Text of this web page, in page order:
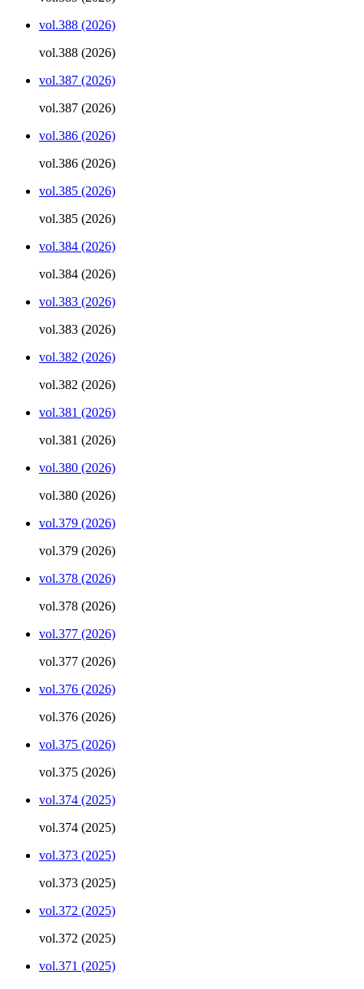
vol.388 (2026)
vol.388 (2026)
vol.387 (2026)
vol.387 (2026)
vol.386 (2026)
vol.386 (2026)
vol.385 (2026)
vol.385 (2026)
vol.384 (2026)
vol.384 (2026)
vol.383 (2026)
vol.383 (2026)
vol.382 (2026)
vol.382 (2026)
vol.381 (2026)
vol.381 (2026)
vol.380 (2026)
vol.380 (2026)
vol.379 (2026)
vol.379 (2026)
vol.378 (2026)
vol.378 (2026)
vol.377 (2026)
vol.377 (2026)
vol.376 (2026)
vol.376 (2026)
vol.375 (2026)
vol.375 (2026)
vol.374 (2025)
vol.374 (2025)
vol.373 (2025)
vol.373 (2025)
vol.372 (2025)
vol.372 (2025)
vol.371 (2025)